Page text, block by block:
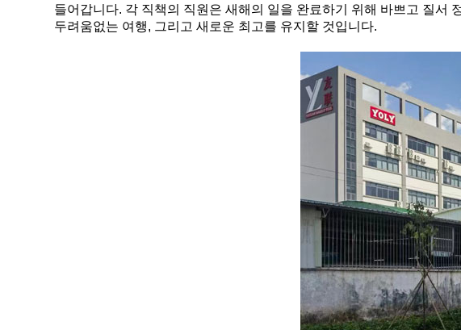
들어갑니다. 각 직책의 직원은 새해의 일을 완료하기 위해 바쁘고 질서
두려움없는 여행, 그리고 새로운 최고를 유지할 것입니다.